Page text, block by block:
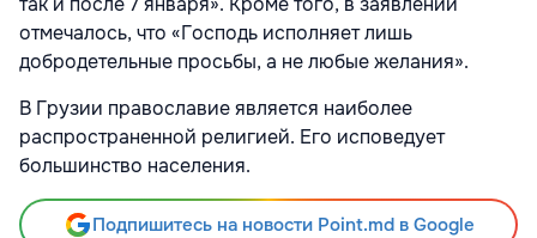
отмечалось, что «Господь исполняет лишь
добродетельные просьбы, а не любые желания».
В Грузии православие является наиболее
распространенной религией. Его исповедует
большинство населения.
Подпишитесь на новости Point.md в Google